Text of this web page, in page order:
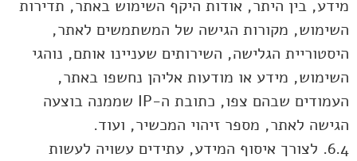
מידע, בין היתר, אודות היקף השימוש באתר, תדירות
השימוש, מקורות הגישה של המשתמשים לאתר,
היסטוריית הגלישה, השירותים שעניינו אותם, נוהגי
השימוש, מידע או מודעות אליהן נחשפו באתר,
העמודים שבהם צפו, כתובת ה-IP שממנה בוצעה
הגישה לאתר, מספר זיהוי המכשיר, ועוד.
6.4. לצורך איסוף המידע, עתידים עשויה לעשות